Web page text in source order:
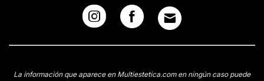
La información que aparece en Multiestetica.com en ningún caso puede